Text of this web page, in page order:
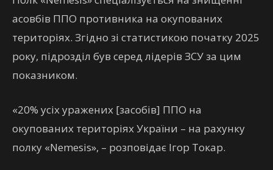
асовбів ППО противника на окупованих
територіях. Згідно зі статистикою початку 2025
року, підрозділ був серед лідерів ЗСУ за цим
показником.
«20% усіх уражених [засобів] ППО на
окупованих територіях України – на рахунку
полку «Nemesis», – розповідає Ігор Токар.